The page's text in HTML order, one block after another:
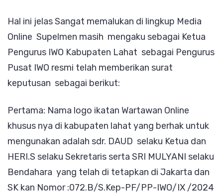
Hal ini jelas Sangat memalukan di lingkup Media
Online Supelmen masih mengaku sebagai Ketua
Pengurus IWO Kabupaten Lahat sebagai Pengurus
Pusat IWO resmi telah memberikan surat
keputusan sebagai berikut:
Pertama: Nama logo ikatan Wartawan Online
khusus nya di kabupaten lahat yang berhak untuk
mengunakan adalah sdr. DAUD selaku Ketua dan
HERI.S selaku Sekretaris serta SRI MULYANI selaku
Bendahara yang telah di tetapkan di Jakarta dan
SK kan Nomor :072.B/S.Kep-PF/PP-IWO/IX /2024